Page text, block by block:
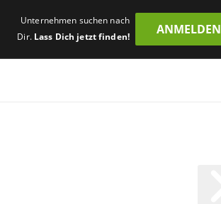
Unternehmen suchen nach
Dir. Lass Dich jetzt finden!
ANMELDEN